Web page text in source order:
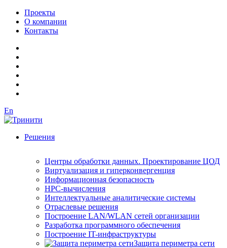
Проекты
О компании
Контакты
En
Решения
Центры обработки данных. Проектирование ЦОД
Виртуализация и гиперконвергенция
Информационная безопасность
HPC-вычисления
Интеллектуальные аналитические системы
Отраслевые решения
Построение LAN/WLAN сетей организации
Разработка программного обеспечения
Построение IT-инфраструктуры
Защита периметра сети